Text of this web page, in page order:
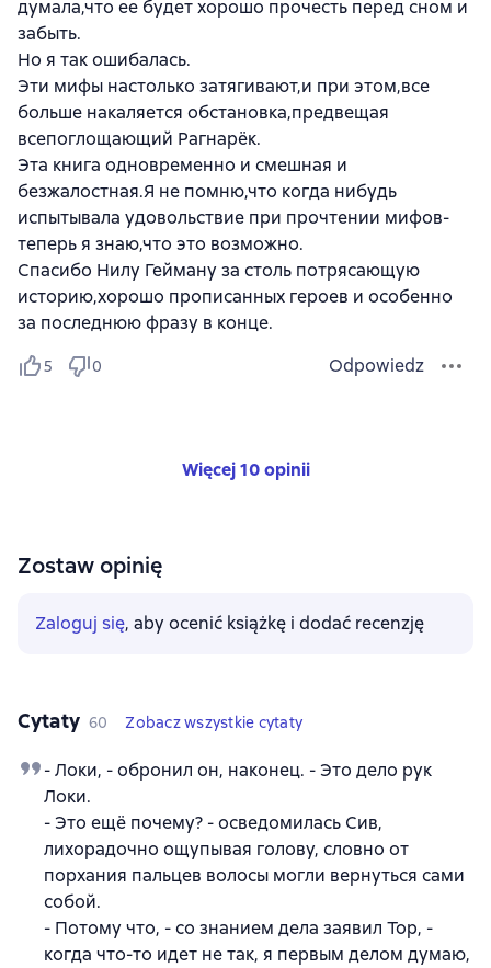
думала,что ее будет хорошо прочесть перед сном и
забыть.
Но я так ошибалась.
Эти мифы настолько затягивают,и при этом,все
больше накаляется обстановка,предвещая
всепоглощающий Рагнарёк.
Эта книга одновременно и смешная и
безжалостная.Я не помню,что когда нибудь
испытывала удовольствие при прочтении мифов-
теперь я знаю,что это возможно.
Спасибо Нилу Гейману за столь потрясающую
историю,хорошо прописанных героев и особенно
за последнюю фразу в конце.
5 0 Odpowiedz
Więcej 10 opinii
Zostaw opinię
Zaloguj się, aby ocenić książkę i dodać recenzję
Cytaty 60 Zobacz wszystkie cytaty
- Локи, - обронил он, наконец. - Это дело рук
Локи.
- Это ещё почему? - осведомилась Сив,
лихорадочно ощупывая голову, словно от
порхания пальцев волосы могли вернуться сами
собой.
- Потому что, - со знанием дела заявил Тор, -
когда что-то идет не так, я первым делом думаю,